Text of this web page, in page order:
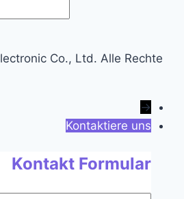
Co., Ltd. Alle Rechte
→
Kontaktiere uns
Kontakt Formular